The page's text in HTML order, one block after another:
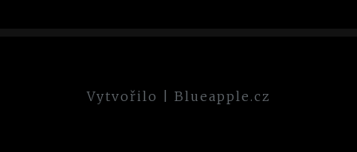
Vytvořilo Blueapple.cz